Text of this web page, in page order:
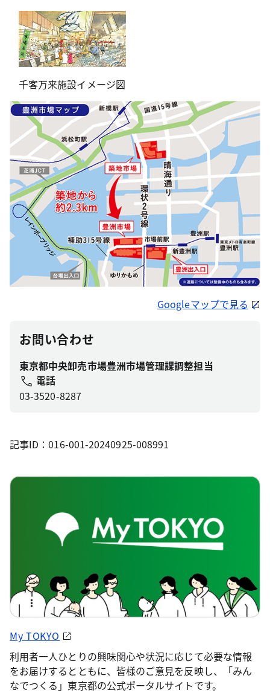
千客万来施設イメージ図
Googleマップで見る
お問い合わせ
東京都中央卸売市場豊洲市場管理課調整担当
電話
03-3520-8287
記事ID：016-001-20240925-008991
My TOKYO
利用者一人ひとりの興味関心や状況に応じて必要な情報
をお届けするとともに、皆様のご意見を反映し、「みん
なでつくる」東京都の公式ポータルサイトです。